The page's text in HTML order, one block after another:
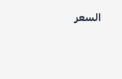
السعر